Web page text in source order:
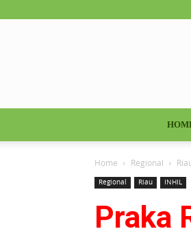
Home Regional
Regional Riau INHIL
Praka